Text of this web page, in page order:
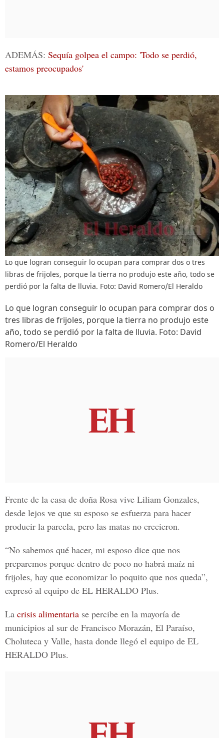
ADEMÁS: Sequía golpea el campo: 'Todo se perdió,
estamos preocupados'
Lo que logran conseguir lo ocupan para comprar dos o tres
libras de frijoles, porque la tierra no produjo este año, todo se
perdió por la falta de lluvia. Foto: David Romero/El Heraldo
Lo que logran conseguir lo ocupan para comprar dos o
tres libras de frijoles, porque la tierra no produjo este
año, todo se perdió por la falta de lluvia. Foto: David
Romero/El Heraldo
Frente de la casa de doña Rosa vive Liliam Gonzales,
desde lejos ve que su esposo se esfuerza para hacer
producir la parcela, pero las matas no crecieron.
“No sabemos qué hacer, mi esposo dice que nos
preparemos porque dentro de poco no habrá maíz ni
frijoles, hay que economizar lo poquito que nos queda”,
expresó al equipo de EL HERALDO Plus.
La crisis alimentaria se percibe en la mayoría de
municipios al sur de Francisco Morazán, El Paraíso,
Choluteca y Valle, hasta donde llegó el equipo de EL
HERALDO Plus.